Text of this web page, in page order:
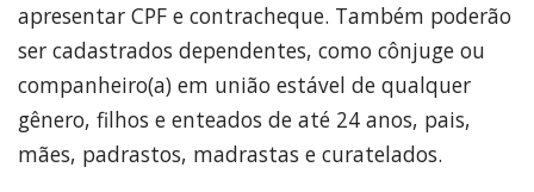
apresentar CPF e contracheque. Também poderão
ser cadastrados dependentes, como cônjuge ou
companheiro(a) em união estável de qualquer
gênero, filhos e enteados de até 24 anos, pais,
mães, padrastos, madrastas e curatelados.